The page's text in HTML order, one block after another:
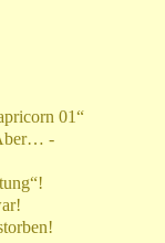
01“
-